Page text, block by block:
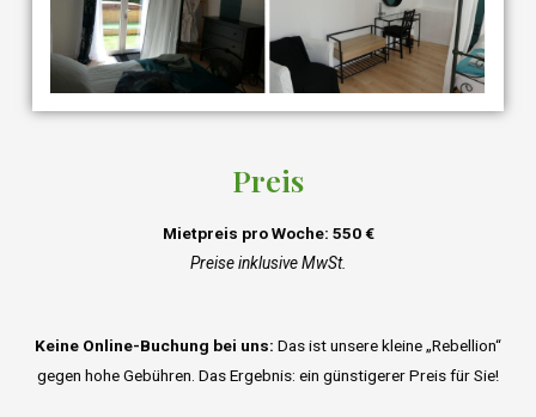
Preis
Mietpreis pro Woche: 550 €
Preise inklusive MwSt.
Keine Online-Buchung bei uns: Das ist unsere kleine „Rebellion“
gegen hohe Gebühren. Das Ergebnis: ein günstigerer Preis für Sie!